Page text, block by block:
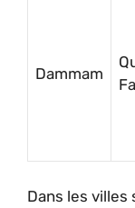
Dammam
Dans les villes